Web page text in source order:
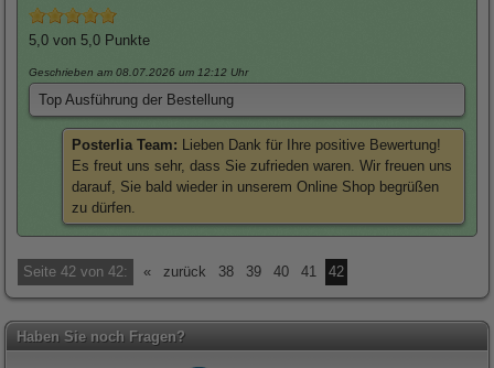
5,0 von 5,0 Punkte
Geschrieben am 08.07.2026 um 12:12 Uhr
Top Ausführung der Bestellung
Posterlia Team: Lieben Dank für Ihre positive Bewertung!
Es freut uns sehr, dass Sie zufrieden waren. Wir freuen uns
darauf, Sie bald wieder in unserem Online Shop begrüßen
zu dürfen.
Seite 42 von 42: « zurück 38 39 40 41 42
Haben Sie noch Fragen?